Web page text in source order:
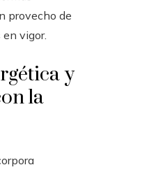
provecho de
vigor.
y
la